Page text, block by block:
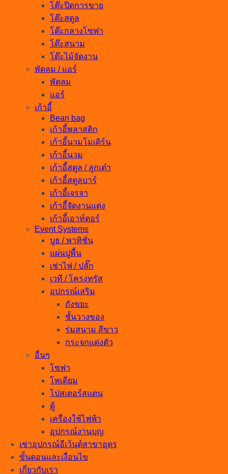
โต๊ะปิดการขาย
โต๊ะสตูล
โต๊ะกลางโซฟา
โต๊ะสนาม
โต๊ะไม้จัดงาน
พัดลม / แอร์
พัดลม
แอร์
เก้าอี้
Bean bag
เก้าอี้พลาสติก
เก้าอี้นวมโมเดิร์น
เก้าอี้นวม
เก้าอี้สตูล / ลูกเต๋า
เก้าอี้สตูลบาร์
เก้าอี้เจรจา
เก้าอี้จัดงานแต่ง
เก้าอี้เอาท์ดอร์
Event Systems
บูธ / พาทิชั่น
แผ่นปูพื้น
เช่าไฟ / ปลั๊ก
เวที / โครงทรัส
อุปกรณ์เสริม
ถังขยะ
ชั้นวางของ
ร่มสนาม สีขาว
กระจกแต่งตัว
อื่นๆ
โซฟา
โพเดียม
โปสเตอร์สแตน
ตู้
เครื่องใช้ไฟฟ้า
อุปกรณ์งานบุญ
เช่าอุปกรณ์อีเว้นต์สาขาอุดร
ขั้นตอนและเงื่อนไข
เกี่ยวกับเรา